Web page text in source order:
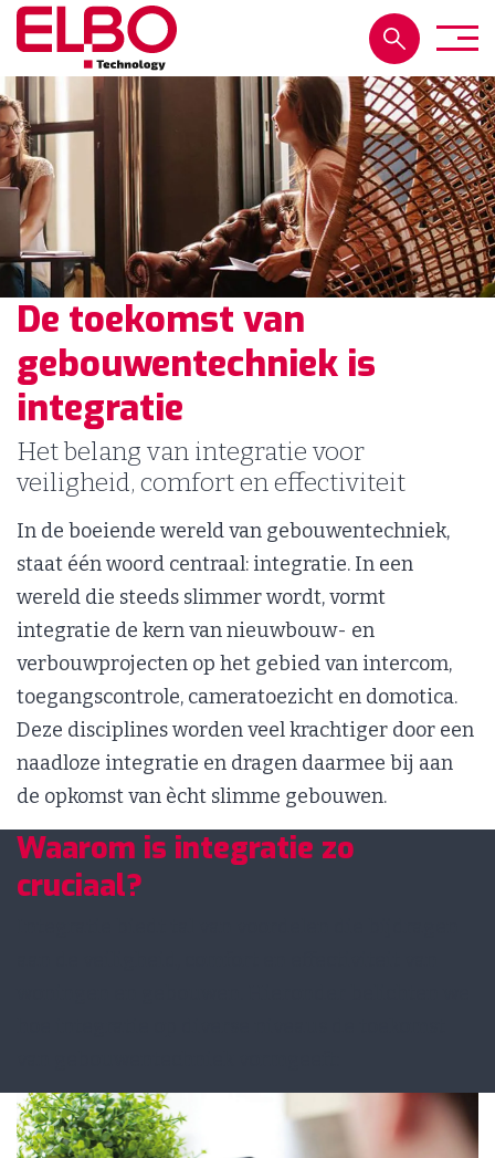
De toekomst van
gebouwentechniek is
integratie
Het belang van integratie voor
veiligheid, comfort en effectiviteit
In de boeiende wereld van gebouwentechniek,
staat één woord centraal: integratie. In een
wereld die steeds slimmer wordt, vormt
integratie de kern van nieuwbouw- en
verbouwprojecten op het gebied van intercom,
toegangscontrole, cameratoezicht en domotica.
Deze disciplines worden veel krachtiger door een
naadloze integratie en dragen daarmee bij aan
de opkomst van ècht slimme gebouwen.
Waarom is integratie zo
cruciaal?